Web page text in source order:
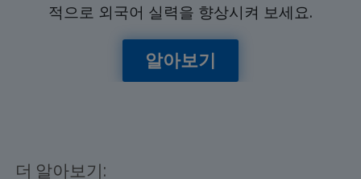
적으로 외국어 실력을 향상시켜 보세요.
알아보기
더 알아보기: